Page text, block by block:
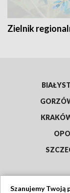
Zielnik
Szanujemy Twoją